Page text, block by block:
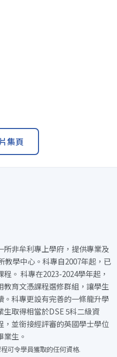
集頁
非牟利專上學府，提供專業及
教學中心。科專自2007年起，已
。 科專在2023-2024學年起，
教育文憑課程選修群組，讓學生
科專更設有完善的一條龍升學
取得相當於DSE 5科二級資
並銜接經評審的英國學士學位
生。
可令學員獲取的任何資格.